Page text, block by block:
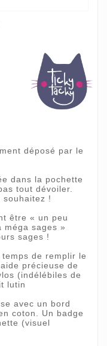
déposé par le
dans la pochette
tout dévoiler.
souhaitez !
être « un peu
méga sages »
sages !
de remplir le
précieuse de
(indélébiles de
lutin
avec un bord
coton. Un badge
(visuel